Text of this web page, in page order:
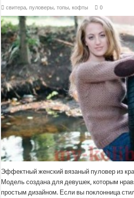
свитера, пуловеры, топы, кофты 0
Эффектный женский вязаный пуловер из
Модель создана для девушек, которым
простым дизайном. Если вы поклонница